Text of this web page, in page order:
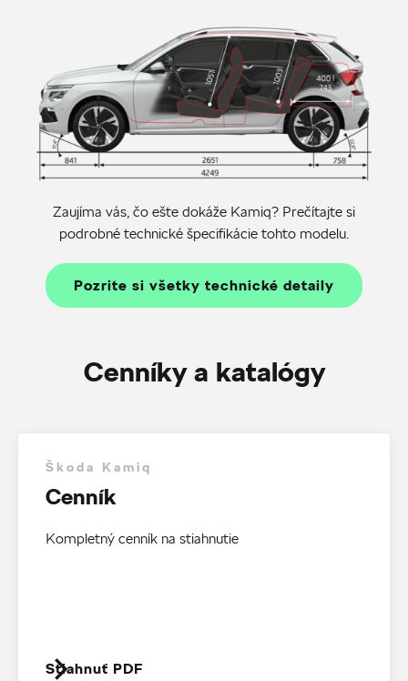
Zaujíma vás, čo ešte dokáže Kamiq? Prečítajte si
podrobné technické špecifikácie tohto modelu.
Pozrite si všetky technické detaily
Cenníky a katalógy
Škoda Kamiq
Cenník
Kompletný cenník na stiahnutie
Stiahnuť PDF